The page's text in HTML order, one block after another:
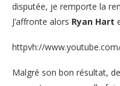
disputée, je remporte la
J’affronte alors Ryan Hart
httpvh://
Malgré son bon résultat,